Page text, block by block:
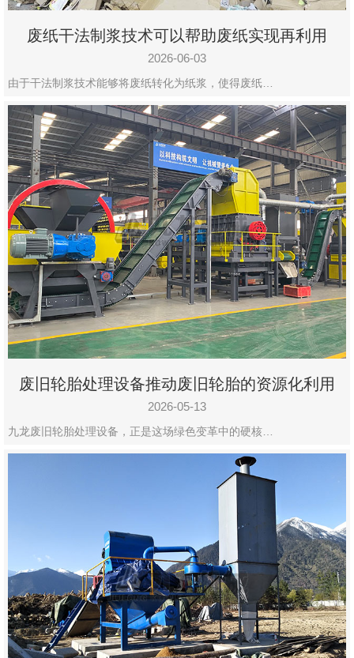
废纸干法制浆技术可以帮助废纸实现再利用
2026-06-03
由于干法制浆技术能够将废纸转化为纸浆，使得废纸…
废旧轮胎处理设备推动废旧轮胎的资源化利用
2026-05-13
九龙废旧轮胎处理设备，正是这场绿色变革中的硬核…